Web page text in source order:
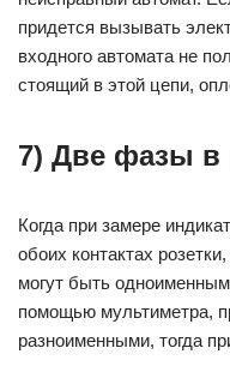
придется вызывать
входного автомата не
стоящий в этой цепи,
7) Две фазы в
Когда при замере
обоих контактах
могут быть
помощью мультиметра,
разноименными, тогда